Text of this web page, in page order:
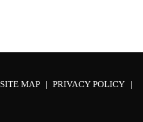
SITE MAP
PRIVACY POLICY